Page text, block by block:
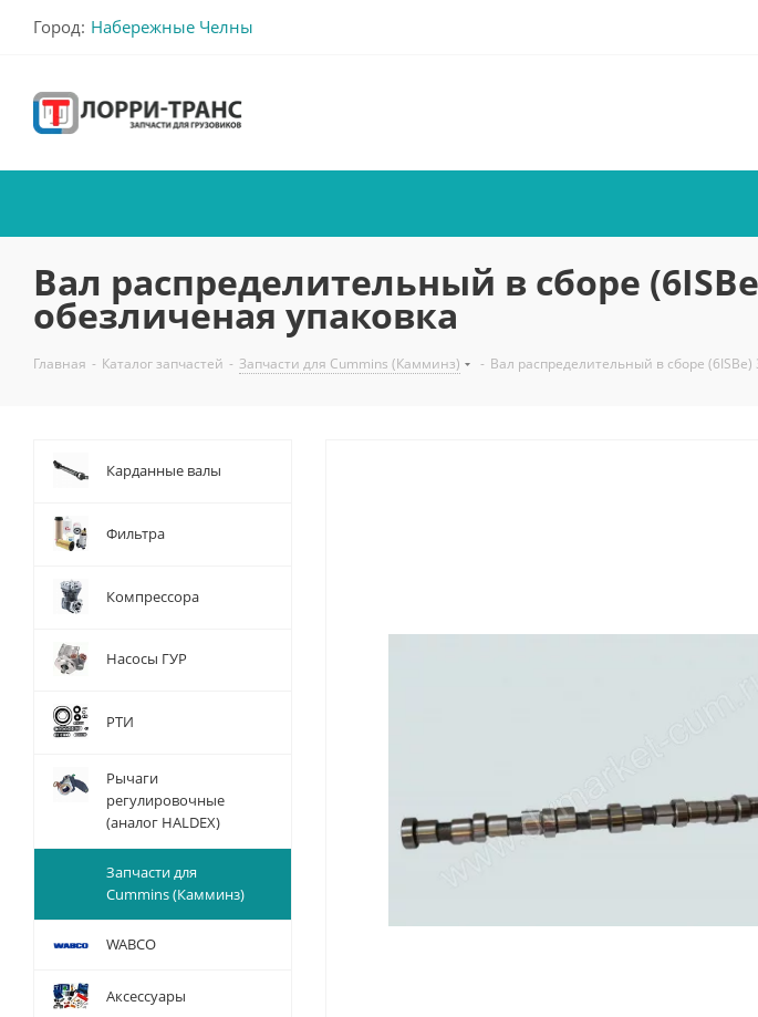
Город: Набережные Челны
Вал распределительный в сборе
обезличеная упаковка
Главная - Каталог запчастей - Запчасти для Cummins (Камминз) - Вал распределительный в сборе
Карданные валы
Фильтра
Компрессора
Насосы ГУР
РТИ
Рычаги
регулировочные
(аналог HALDEX)
Запчасти для
Cummins (Камминз)
WABCO
Аксессуары